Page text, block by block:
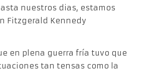
nuestros dias, estamos
Fitzgerald Kennedy
en plena guerra fría tuvo que
tan tensas como la